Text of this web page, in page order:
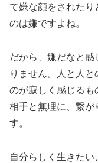
て嫌な顔をされたり
のは嫌ですよね。
だから、嫌だなと
りません。人と人
のが寂しく感じるも
相手と無理に、繋が
す。
自分らしく生きた